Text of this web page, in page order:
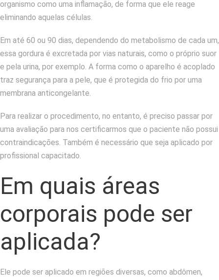
organismo como uma inflamação, de forma que ele reage
eliminando aquelas células.
Em até 60 ou 90 dias, dependendo do metabolismo de cada um,
essa gordura é excretada por vias naturais, como o próprio suor
e pela urina, por exemplo. A forma como o aparelho é acoplado
traz segurança para a pele, que é protegida do frio por uma
membrana anticongelante.
Para realizar o procedimento, no entanto, é preciso passar por
uma avaliação para nos certificarmos que o paciente não possui
contraindicações. Também é necessário que seja aplicado por
profissional capacitado.
Em quais áreas
corporais pode ser
aplicada?
Ele pode ser aplicado em regiões diversas, como abdômen,